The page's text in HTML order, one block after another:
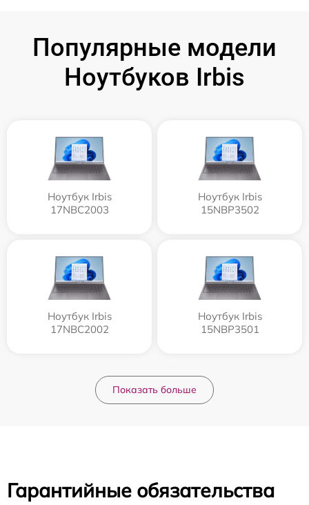
Популярные модели
Ноутбуков Irbis
Ноутбук Irbis
17NBC2003
Ноутбук Irbis
15NBP3502
Ноутбук Irbis
17NBC2002
Ноутбук Irbis
15NBP3501
Показать больше
Гарантийные обязательства